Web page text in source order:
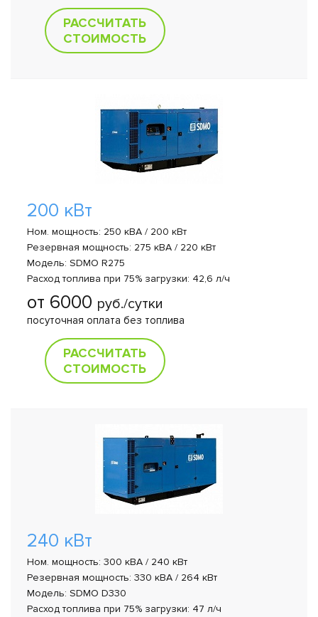
РАССЧИТАТЬ
СТОИМОСТЬ
200 кВт
Ном. мощность: 250 кВА / 200 кВт
Резервная мощность: 275 кВА / 220 кВт
Модель: SDMO R275
Расход топлива при 75% загрузки: 42,6 л/ч
от 6000 руб./сутки
посуточная оплата без топлива
РАССЧИТАТЬ
СТОИМОСТЬ
240 кВт
Ном. мощность: 300 кВА / 240 кВт
Резервная мощность: 330 кВА / 264 кВт
Модель: SDMO D330
Расход топлива при 75% загрузки: 47 л/ч